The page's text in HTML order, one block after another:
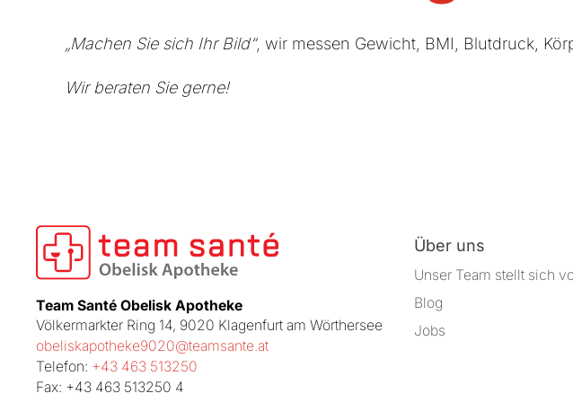
„Machen Sie sich Ihr Bild“, wir messen Gewicht, BMI, Blutdruck,
Wir beraten Sie gerne!
Team Santé Obelisk Apotheke
Völkermarkter Ring 14, 9020 Klagenfurt am Wörthersee
obeliskapotheke9020@teamsante.at
Telefon: +43 463 513250
Fax: +43 463 513250 4
Über uns
Unser Team stellt sich
Blog
Jobs